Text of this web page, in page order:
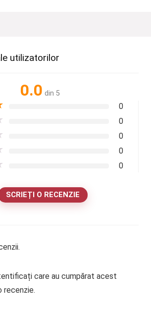
utilizatorilor
0.0 din 5
0
0
0
0
0
SCRIEȚI O RECENZIE
care au cumpărat acest
recenzie.